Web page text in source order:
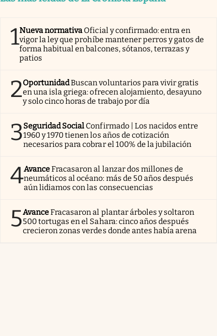
1Nueva normativa Oficial y confirmado: entra en
vigor la ley que prohíbe mantener perros y gatos de
forma habitual en balcones, sótanos, terrazas y
patios
2OportunidadBuscan voluntarios para vivir gratis
en una isla griega: ofrecen alojamiento, desayuno
y solo cinco horas de trabajo por día
3Seguridad Social Confirmado | Los nacidos entre
1960 y 1970 tienen los años de cotización
necesarios para cobrar el 100% de la jubilación
4AvanceFracasaron al lanzar dos millones de
neumáticos al océano: más de 50 años después
aún lidiamos con las consecuencias
5AvanceFracasaron al plantar árboles y soltaron
500 tortugas en el Sahara: cinco años después
crecieron zonas verdes donde antes había arena